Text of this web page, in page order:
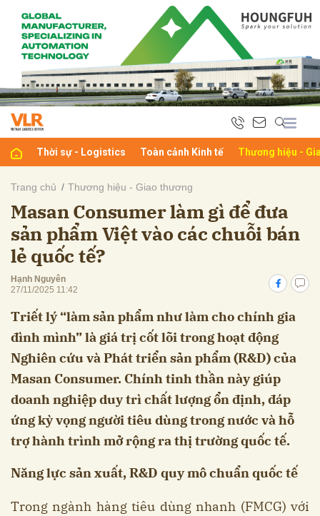
Thời sự - Logistics Toàn cảnh Kinh tế Thương hiệu -
Trang chủ Thương hiệu - Giao thương
Masan Consumer làm gì để đưa
sản phẩm Việt vào các chuỗi bán
lẻ quốc tế?
Hạnh Nguyên
27/11/2025 11:42
Triết lý “làm sản phẩm như làm cho chính gia
đình mình” là giá trị cốt lõi trong hoạt động
Nghiên cứu và Phát triển sản phẩm (R&D) của
Masan Consumer. Chính tinh thần này giúp
doanh nghiệp duy trì chất lượng ổn định, đáp
ứng kỳ vọng người tiêu dùng trong nước và hỗ
trợ hành trình mở rộng ra thị trường quốc tế.
Năng lực sản xuất, R&D quy mô chuẩn quốc tế
Trong ngành hàng tiêu dùng nhanh (FMCG) với
luận
Hủy